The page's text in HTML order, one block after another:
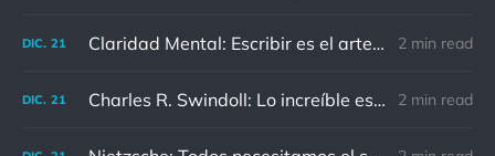
DIC. 21 Claridad Mental: Escribir es el arte de calmar y despejar la mente. 2 min read
DIC. 21 Charles R. Swindoll: Lo increíble es que cada día podemos elegir la actitud que adoptaremos. 2 min read